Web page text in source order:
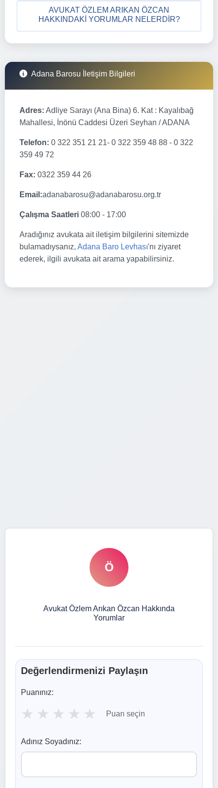
AVUKAT ÖZLEM ARIKAN ÖZCAN
HAKKINDAKI YORUMLAR NELERDIR?
Adana Barosu İletişim Bilgileri
Adres: Adliye Sarayı (Ana Bina) 6. Kat : Kayalıbağ
Mahallesi, İnönü Caddesi Üzeri Seyhan / ADANA
Telefon: 0 322 351 21 21- 0 322 359 48 88 - 0 322
359 49 72
Fax: 0322 359 44 26
Email:adanabarosu@adanabarosu.org.tr
Çalışma Saatleri 08:00 - 17:00
Aradığınız avukata ait iletişim bilgilerini sitemizde
bulamadıysanız, Adana Baro Levhası'nı ziyaret
ederek, ilgili avukata ait arama yapabilirsiniz.
Ö
Avukat Özlem Arıkan Özcan Hakkında
Yorumlar
Değerlendirmenizi Paylaşın
Puanınız:
★ ★ ★ ★ ★ Puan seçin
Adınız Soyadınız: